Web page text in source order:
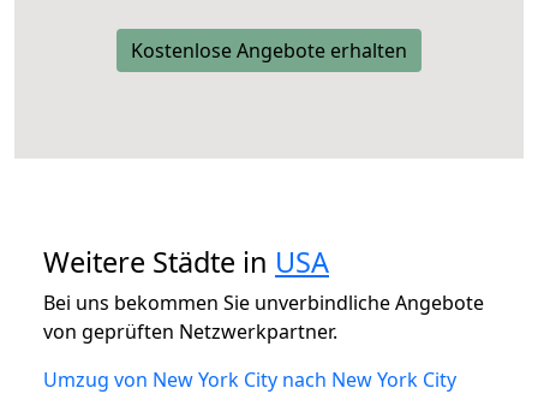
Kostenlose Angebote erhalten
Weitere Städte in USA
Bei uns bekommen Sie unverbindliche Angebote
von geprüften Netzwerkpartner.
Umzug von New York City nach New York City